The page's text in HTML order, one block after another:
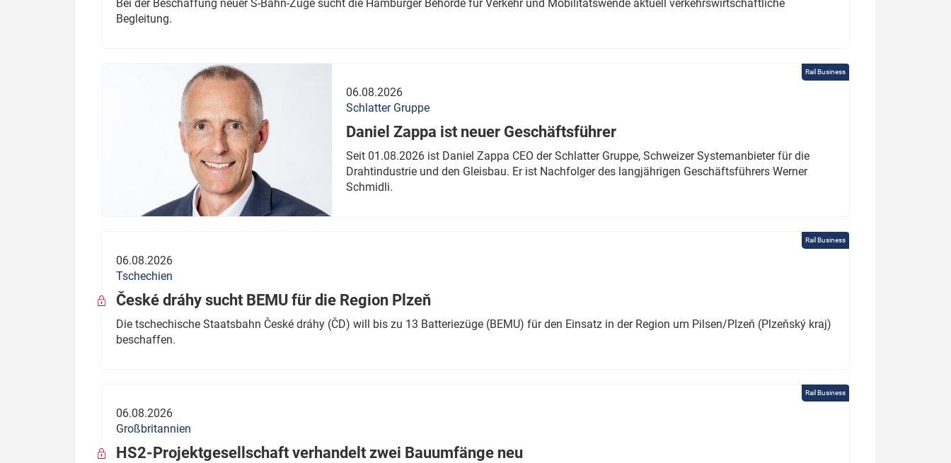
Bei der Beschaffung neuer S-Bahn-Züge sucht die Hamburger Behörde für Verkehr und Mobilitätswende aktuell verkehrswirtschaftliche
Begleitung.
Rail Business
06.08.2026
Schlatter Gruppe
Daniel Zappa ist neuer Geschäftsführer
Seit 01.08.2026 ist Daniel Zappa CEO der Schlatter Gruppe, Schweizer Systemanbieter für die
Drahtindustrie und den Gleisbau. Er ist Nachfolger des langjährigen Geschäftsführers Werner
Schmidli.
Rail Business
06.08.2026
Tschechien
České dráhy sucht BEMU für die Region Plzeň
Die tschechische Staatsbahn České dráhy (ČD) will bis zu 13 Batteriezüge (BEMU) für den Einsatz in der Region um Pilsen/Plzeň (Plzeňský kraj)
beschaffen.
Rail Business
06.08.2026
Großbritannien
HS2-Projektgesellschaft verhandelt zwei Bauumfänge neu